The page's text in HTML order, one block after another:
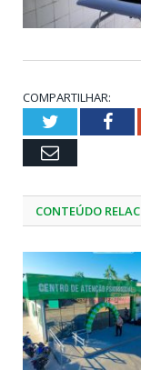
COMPARTILHAR:
Twitter
Email
CONTEÚDO